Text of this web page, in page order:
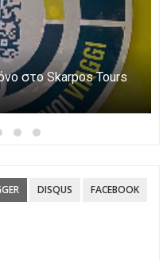
στο Skarpos Tours
DISQUS FACEBOOK